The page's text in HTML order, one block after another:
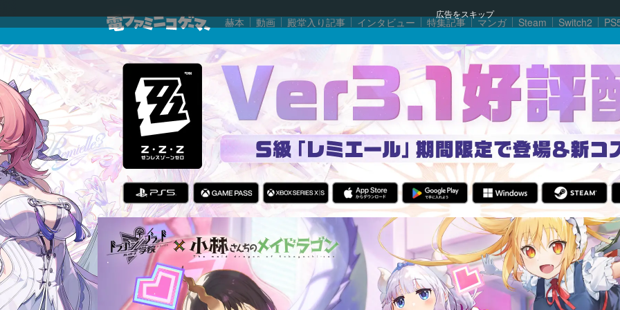
広告をスキップ
赫本 動画 殿堂入り記事 インタビュー 特集記事 マンガ Steam Switch2